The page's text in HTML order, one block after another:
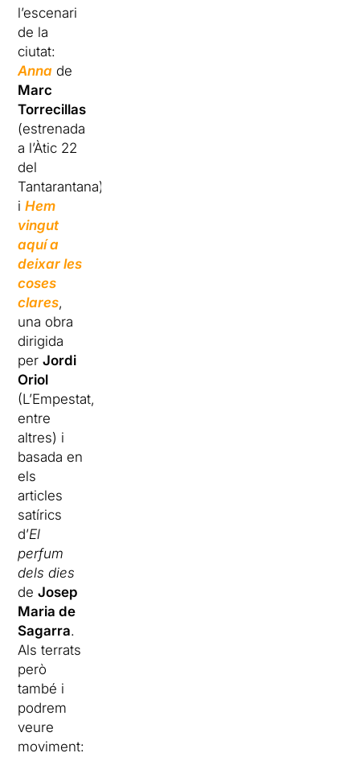
l’escenari
de la
ciutat:
Anna de
Marc
Torrecillas
(estrenada
a l’Àtic 22
del
Tantarantana)
iHem
vingut
aquí a
deixar les
coses
clares,
una obra
dirigida
perJordi
Oriol
(L’Empestat,
entre
altres) i
basada en
els
articles
satírics
d’El
perfum
dels dies
deJosep
Maria de
Sagarra.
Als terrats
però
també i
podrem
veure
moviment: